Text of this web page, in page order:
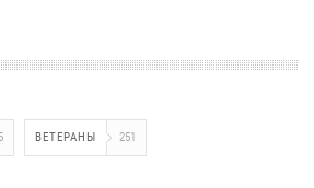
ВЕТЕРАНЫ 251